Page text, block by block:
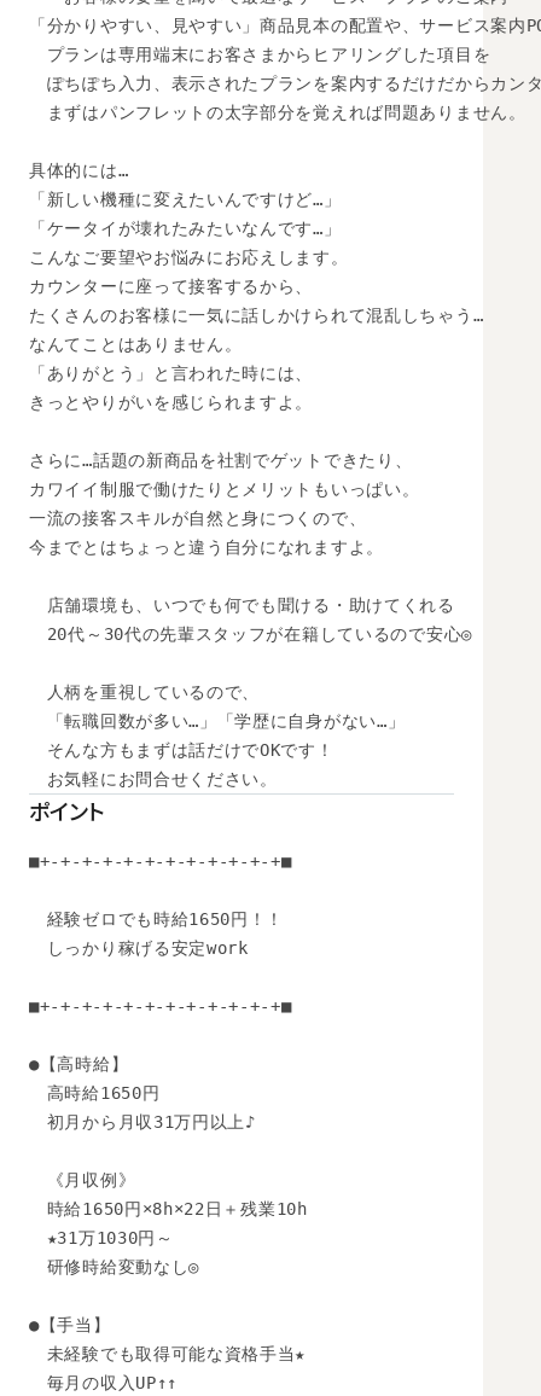
「分かりやすい、見やすい」商品見本の配置や、サービス案
プランは専用端末にお客さまからヒアリングした項目を
ぽちぽち入力、表示されたプランを案内するだけだからカン
まずはパンフレットの太字部分を覚えれば問題ありません。
具体的には…
「新しい機種に変えたいんですけど…」
「ケータイが壊れたみたいなんです…」
こんなご要望やお悩みにお応えします。
カウンターに座って接客するから、
たくさんのお客様に一気に話しかけられて混乱しちゃう…
なんてことはありません。
「ありがとう」と言われた時には、
きっとやりがいを感じられますよ。
さらに…話題の新商品を社割でゲットできたり、
カワイイ制服で働けたりとメリットもいっぱい。
一流の接客スキルが自然と身につくので、
今までとはちょっと違う自分になれますよ。
店舗環境も、いつでも何でも聞ける・助けてくれる
20代～30代の先輩スタッフが在籍しているので安心◎
人柄を重視しているので、
「転職回数が多い…」「学歴に自身がない…」
そんな方もまずは話だけでOKです！
お気軽にお問合せください。
ポイント
■+-+-+-+-+-+-+-+-+-+-+-+■
経験ゼロでも時給1650円！！
しっかり稼げる安定work
■+-+-+-+-+-+-+-+-+-+-+-+■
●【高時給】
高時給1650円
初月から月収31万円以上♪
《月収例》
時給1650円×8h×22日＋残業10h
★31万1030円～
研修時給変動なし◎
●【手当】
未経験でも取得可能な資格手当★
毎月の収入UP↑↑